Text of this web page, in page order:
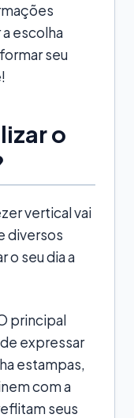
escolha
seu
o
vertical vai
diversos
o seu dia a
principal
expressar
estampas,
com a
seus